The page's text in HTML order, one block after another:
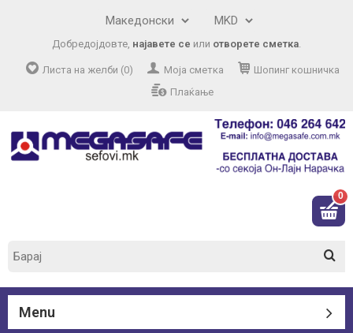
Добредојдовте, најавете се или отворете сметка.
Листа на желби (0) Моја сметка
Шопинг кошничка
Плаќање
0
Menu